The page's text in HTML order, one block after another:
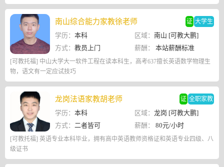
工作签证，稳定性强，可长期在深圳发展。
南山综合能力家教徐老师 证 大学生
学历： 本科 区域： 南山 [可教大鹏]
方式： 教员上门 薪酬： 本站薪酬标准
[可教托福] 中山大学大一软件工程在读本科生，高考637擅长英语数学物理生
物，语文有一定应试技巧
龙岗法语家教胡老师 证 全职家教
学历： 本科 区域： 龙岗 [可教大鹏]
方式： 二者皆可 薪酬： 80元/小时
[可教托福] 英语专业本科毕业，拥有高中英语教师资格证和英语专业四级、八
级证书